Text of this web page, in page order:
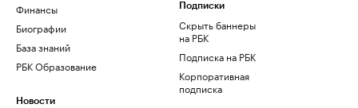
Финансы
Биографии
База знаний
РБК Образование
Новости
Подписки
Скрыть баннеры
на РБК
Подписка на РБК
Корпоративная
подписка